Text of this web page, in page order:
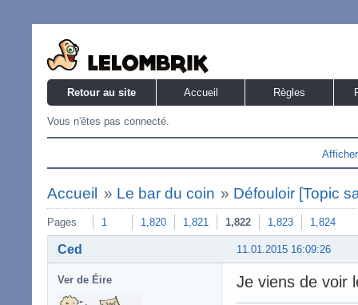
Retour au site Accueil Règles
Vous n'êtes pas connecté.
Accueil » Le bar du coin » Défouloir [Topic
Pages 1 1,820 1,821 1,822 1,823 1,824
11.01.2015 16:09:26
Ced
Ver de Éire Je viens de voir